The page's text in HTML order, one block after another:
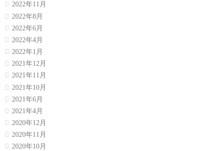
2022年11月
2022年8月
2022年6月
2022年4月
2022年1月
2021年12月
2021年11月
2021年10月
2021年6月
2021年4月
2020年12月
2020年11月
2020年10月